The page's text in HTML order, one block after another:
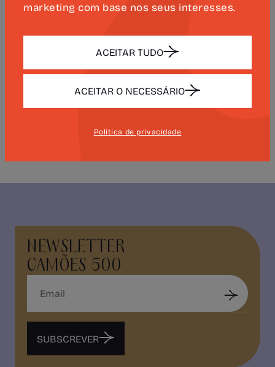
O busto, da autoria do escultor Diogo
procura representar a importância de
Camões como uma das principais
Conheça maisfotografiasdo evento.
NEWSLETTER
CAMÕES 500
SUBSCREVER
marketing com base nos seus interesses.
ACEITAR TUDO
ACEITAR O NECESSÁRIO
Política de privacidade